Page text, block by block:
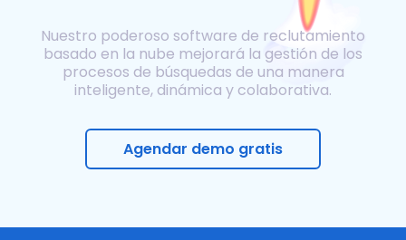
Nuestro poderoso software de reclutamiento
basado en la nube mejorará la gestión de los
procesos de búsquedas de una manera
inteligente, dinámica y colaborativa.
Agendar demo gratis